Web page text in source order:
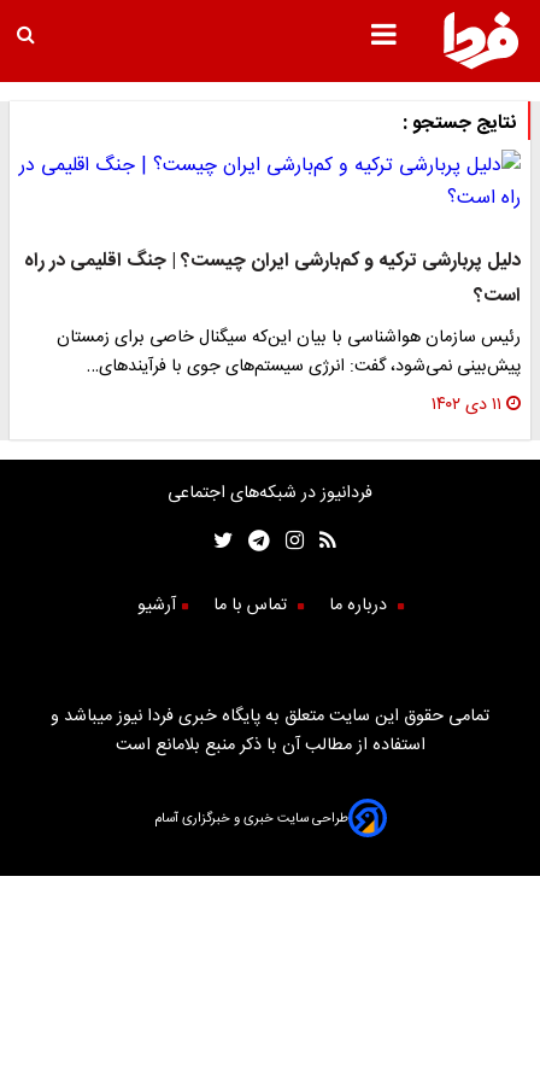
نتایج جستجو :
دلیل پربارشی ترکیه و کم‌بارشی ایران چیست؟ | جنگ اقلیمی در راه
است؟
رئیس سازمان هواشناسی با بیان این‌که سیگنال خاصی برای زمستان
پیش‌بینی نمی‌شود، گفت: انرژی‌ سیستم‌های جوی با فرآیندهای…
۱۱ دی ۱۴۰۲
فردانیوز در شبکه‌های اجتماعی
درباره ما تماس با ما آرشیو
تمامی حقوق این سایت متعلق به پایگاه خبری فردا نیوز میباشد و
استفاده از مطالب آن با ذکر منبع بلامانع است
طراحی سایت خبری و خبرگزاری آسام